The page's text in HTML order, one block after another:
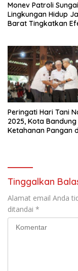
Monev Patroli
Lingkungan Hidup
Barat Tingkatkan
Peringati Hari Tani
2025, Kota
Ketahanan Pangan
Tinggalkan
Alamat email Anda
ditandai *